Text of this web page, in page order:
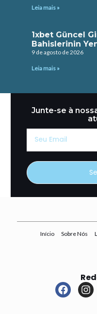
Leia mais »
1xbet Güncel
Bahislerinin
9 de agosto de 2026
Leia mais »
Junte-se à
Email
Início Sobre Nós
F
a
I
n